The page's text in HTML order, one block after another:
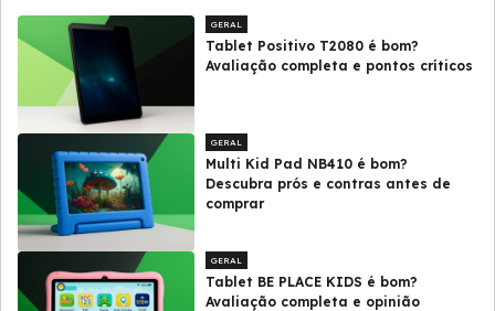
GERAL
Tablet Positivo T2080 é bom?
Avaliação completa e pontos críticos
GERAL
Multi Kid Pad NB410 é bom?
Descubra prós e contras antes de
comprar
GERAL
Tablet BE PLACE KIDS é bom?
Avaliação completa e opinião